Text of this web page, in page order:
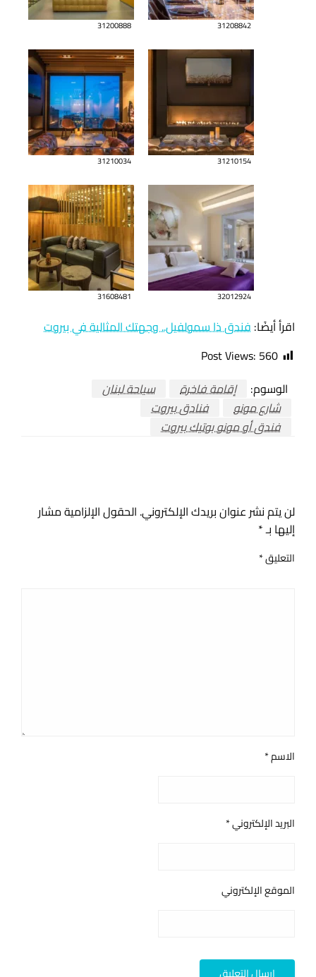
31200888 31208842
31210034 31210154
31608481 32012924
اقرأ أيضًا: فندق ذا سمولفيل.. وجهتك المثالية في بيروت
Post Views: 560
الوسوم:
إقامة فاخرة
سياحة لبنان
شارع مونو
فنادق بيروت
فندق أو مونو بوتيك بيروت
لن يتم نشر عنوان بريدك الإلكتروني. الحقول الإلزامية مشار
إليها بـ*
التعليق*
الاسم*
البريد الإلكتروني*
الموقع الإلكتروني